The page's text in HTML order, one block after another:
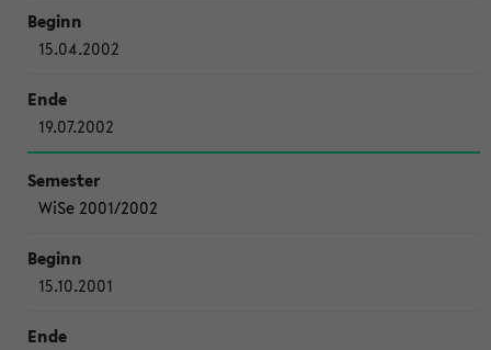
15.04.2002
19.07.2002
WiSe 2001/2002
15.10.2001